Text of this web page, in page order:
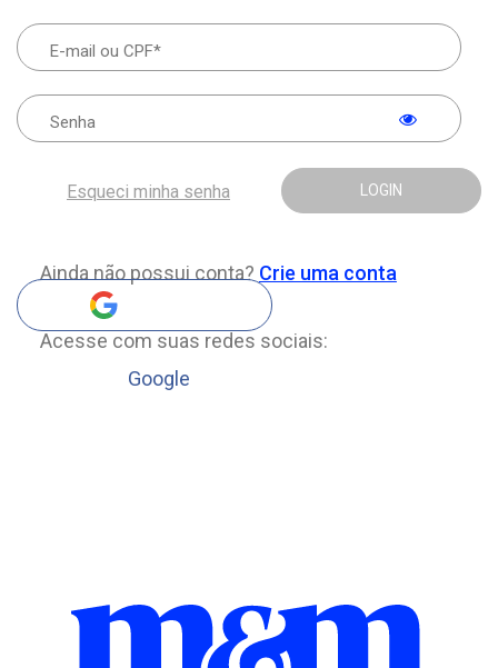
LOGIN
Esqueci minha senha
Ainda não possui conta? Crie uma conta
Acesse com suas redes sociais:
Google